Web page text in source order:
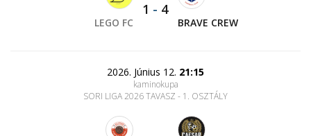
LEGO FC
1 - 4
BRAVE CREW
2026. Június 12. 21:15
kaminokupa
SORI LIGA 2026 TAVASZ - 1. OSZTÁLY